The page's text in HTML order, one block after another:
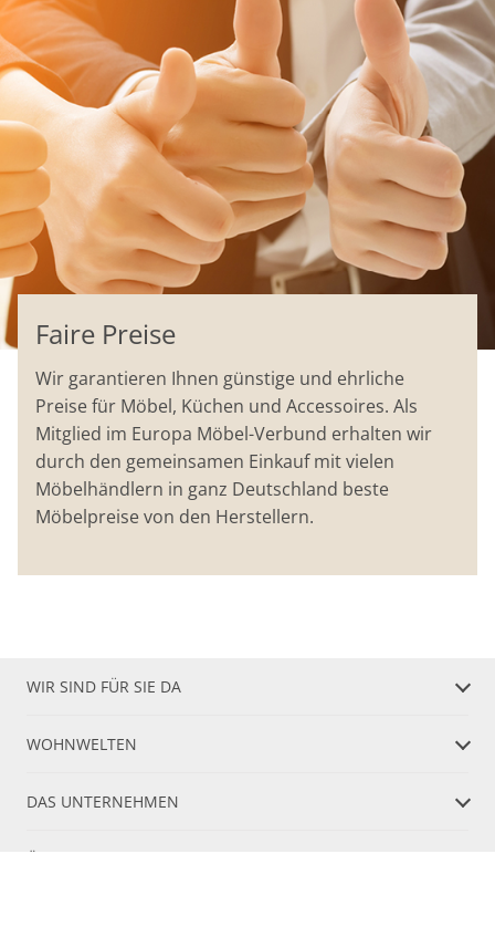
Faire Preise
Wir garantieren Ihnen günstige und ehrliche
Preise für Möbel, Küchen und Accessoires. Als
Mitglied im Europa Möbel-Verbund erhalten wir
durch den gemeinsamen Einkauf mit vielen
Möbelhändlern in ganz Deutschland beste
Möbelpreise von den Herstellern.
WIR SIND FÜR SIE DA
WOHNWELTEN
DAS UNTERNEHMEN